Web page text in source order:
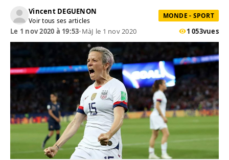
Vincent DEGUENON
Voir tous ses articles
MONDE - SPORT
Le 1 nov 2020 à 19:53•MàJ le 1 nov 2020 1 053vues